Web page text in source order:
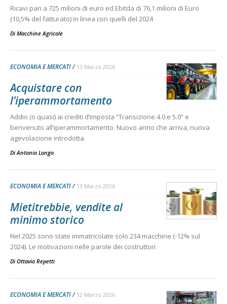
Ricavi pari a 725 milioni di euro ed Ebitda di 76,1 milioni di Euro
(10,5% del fatturato) in linea con quelli del 2024
Di Macchine Agricole
ECONOMIA E MERCATI 13 Marzo 2026
Acquistare con
l’iperammortamento
Addio (o quasi) ai crediti d’imposta “Transizione 4.0 e 5.0” e
benvenuto all’iperammortamento. Nuovo anno che arriva, nuova
agevolazione introdotta
DiAntonio Longo
ECONOMIA E MERCATI 13 Marzo 2026
Mietitrebbie, vendite al
minimo storico
Nel 2025 sono state immatricolate solo 234 macchine (-12% sul
2024). Le motivazioni nelle parole dei costruttori
Di Ottavio Repetti
ECONOMIA E MERCATI 12 Marzo 2026